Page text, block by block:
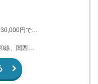
【成果報酬】 訪問販売：１成約につき30,000円です。 例えば、光インターネットの成約であれば、平均的に2.5日で1件の契約が見込めます。（12,000円/1日6時間稼働） ＜月収例＞月に100万以上稼ぐ方もいます！ ・月5件成約：150,000円 ・月15件成約：450,000円 ・月30成約：900,000円➕マネジメントインセンティブ300,000円 合計1,200,000円 時給換算で2,000円程度が、平均的なインターン生の報酬となっています。
JR難波駅から徒歩7分（関西本線、阪和線、関西空港線） 大阪難波駅から徒歩13分（近鉄奈良線、阪神なんば線） 桜川駅から徒歩4分（大阪メトロ千日前線、阪神なんば線）